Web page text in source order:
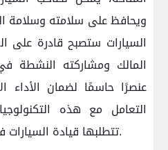
ويحافظ على سلامته وسلامة
السيارات ستصبح قادرة على
المالك ومشاركته النشطة
عنصرًا حاسمًا لضمان الأداء
التعامل مع هذه
تتطلبها قيادة السيارات في عصر الذكاء الاصطناعي.